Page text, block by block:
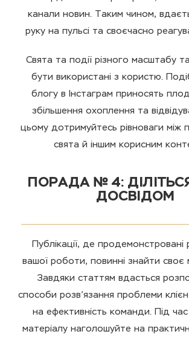
канали новин. Таким чином,
руку на пульсі та своєчасно
Свята та події різного масштабу
бути використані з користю.
блогу в Інстаграм приносять
збільшення охоплення та
цьому дотримуйтесь рівноваги між
свята й іншим корисним
ПОРАДА № 4:
ДОСВІДОМ
Публікації, де продемонстровані
вашої роботи, повинні знайти своє
Завдяки статтям вдасться
способи розв’язання проблеми
на ефективність команди. Під
матеріалу наголошуйте на